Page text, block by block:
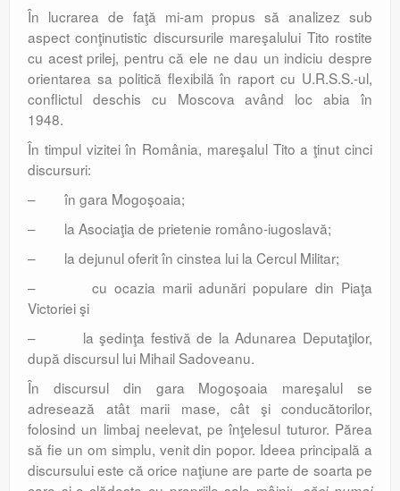
În lucrarea de faţă mi-am propus să analizez sub
aspect conţinutistic discursurile mareşalului Tito rostite
cu acest prilej, pentru că ele ne dau un indiciu despre
orientarea sa politică flexibilă în raport cu U.R.S.S.-ul,
conflictul deschis cu Moscova având loc abia în
1948.
În timpul vizitei în România, mareşalul Tito a ţinut cinci
discursuri:
– în gara Mogoşoaia;
– la Asociaţia de prietenie româno-iugoslavă;
– la dejunul oferit în cinstea lui la Cercul Militar;
– cu ocazia marii adunări populare din Piaţa
Victoriei şi
– la şedinţa festivă de la Adunarea Deputaţilor,
după discursul lui Mihail Sadoveanu.
În discursul din gara Mogoşoaia mareşalul se
adresează atât marii mase, cât şi conducătorilor,
folosind un limbaj neelevat, pe înţelesul tuturor. Părea
să fie un om simplu, venit din popor. Ideea principală a
discursului este că orice naţiune are parte de soarta pe